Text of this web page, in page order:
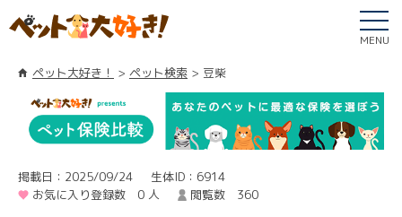
MENU
ペット大好き！ ペット検索 豆柴
掲載日：2025/09/24
生体ID：6914
お気に入り登録数 0 人
閲覧数 360